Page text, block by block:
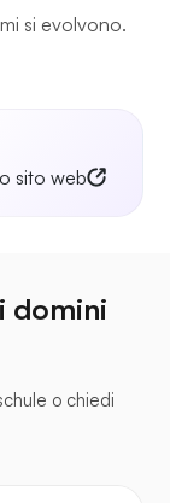
si evolvono.
sito web
domini
o chiedi